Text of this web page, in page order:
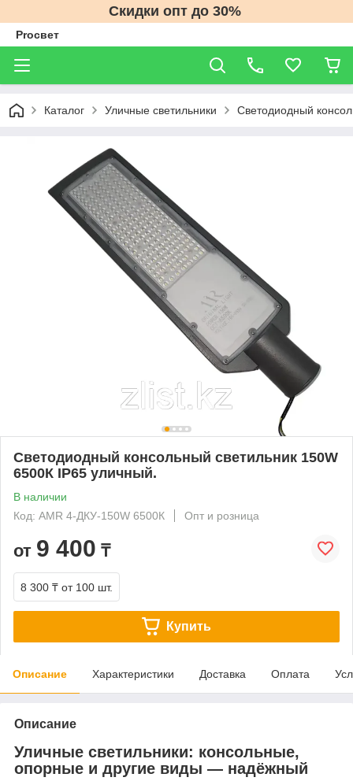
Скидки опт до 30%
Proсвет
Каталог Уличные светильники Светодиодный
Светодиодный консольный светильник 150W
6500К IP65 уличный.
В наличии
Код: AMR 4-ДКУ-150W 6500К
Опт и розница
от 9 400 ₸
8 300 ₸ от 100 шт.
Купить
Описание Характеристики Доставка Оплата
Описание
Уличные светильники: консольные,
опорные и другие виды — надёжный